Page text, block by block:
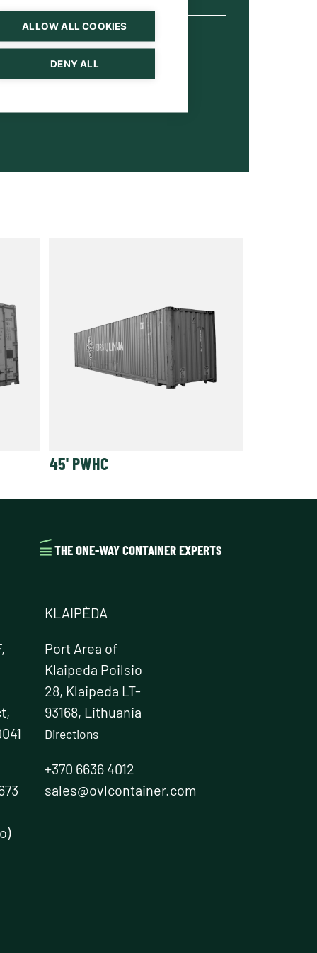
45' PWHC
THE ONE-WAY CONTAINER EXPERTS
KLAIPÈDA
Port Area of
Klaipeda Poilsio
28, Klaipeda LT-
93168, Lithuania
Directions
+370 6636 4012
sales@ovlcontainer.com
ALLOW ALL COOKIES
DENY ALL